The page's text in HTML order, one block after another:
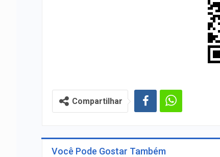
Compartilhar
Você Pode Gostar Também